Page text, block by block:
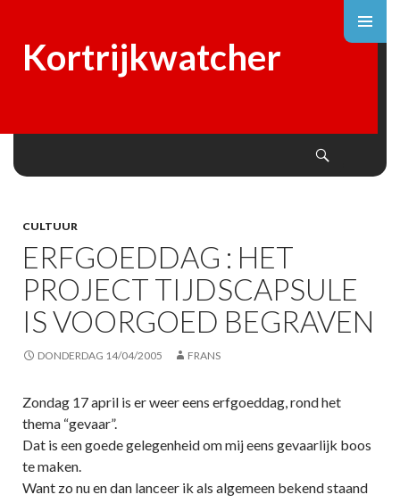
Kortrijkwatcher
CULTUUR
ERFGOEDDAG : HET
PROJECT TIJDSCAPSULE
IS VOORGOED BEGRAVEN
DONDERDAG 14/04/2005 FRANS
Zondag 17 april is er weer eens erfgoeddag, rond het
thema “gevaar”.
Dat is een goede gelegenheid om mij eens gevaarlijk boos
te maken.
Want zo nu en dan lanceer ik als algemeen bekend staand